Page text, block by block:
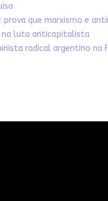
que marxismo e
na luta anticapitalista
radical argentino na